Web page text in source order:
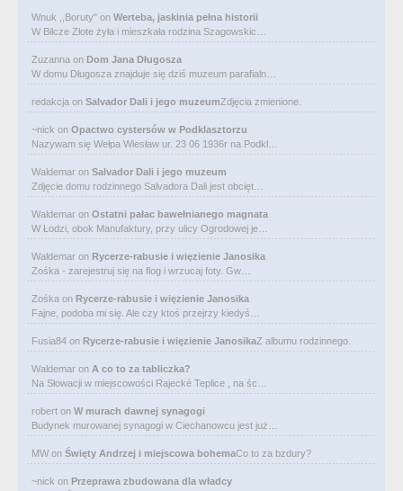
Wnuk ,,Boruty" on Werteba, jaskinia pełna historii
W Bilcze Złote żyła i mieszkała rodzina Szagowskic…
Zuzanna on Dom Jana Długosza
W domu Długosza znajduje się dziś muzeum parafialn…
redakcja on Salvador Dali i jego muzeumZdjęcia zmienione.
~nick on Opactwo cystersów w Podklasztorzu
Nazywam się Wełpa Wiesław ur. 23 06 1936r na Podkl…
Waldemar on Salvador Dali i jego muzeum
Zdjęcie domu rodzinnego Salvadora Dali jest obcięt…
Waldemar on Ostatni pałac bawełnianego magnata
W Łodzi, obok Manufaktury, przy ulicy Ogrodowej je…
Waldemar on Rycerze-rabusie i więzienie Janosika
Zośka - zarejestruj się na flog i wrzucaj foty. Gw…
Zośka on Rycerze-rabusie i więzienie Janosika
Fajne, podoba mi się. Ale czy ktoś przejrzy kiedyś…
Fusia84 on Rycerze-rabusie i więzienie JanosikaZ albumu rodzinnego.
Waldemar on A co to za tabliczka?
Na Słowacji w miejscowości Rajecké Teplice , na śc…
robert on W murach dawnej synagogi
Budynek murowanej synagogi w Ciechanowcu jest już…
MW on Święty Andrzej i miejscowa bohemaCo to za bzdury?
~nick on Przeprawa zbudowana dla władcy